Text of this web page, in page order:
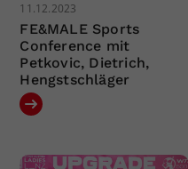
11.12.2023
FE&MALE Sports
Conference mit
Petkovic, Dietrich,
Hengstschläger